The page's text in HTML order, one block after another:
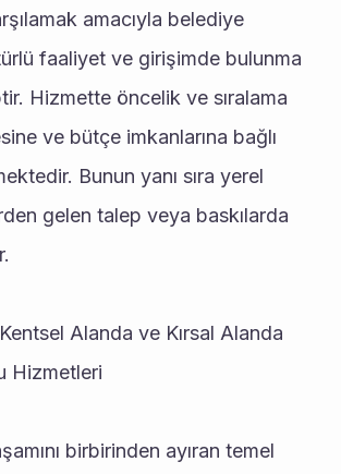
amacıyla belediye
faaliyet ve girişimde bulunma
Hizmette öncelik ve sıralama
ve bütçe imkanlarına bağlı
Bunun yanı sıra yerel
gelen talep veya baskılarda
Hizmetleri
birbirinden ayıran temel